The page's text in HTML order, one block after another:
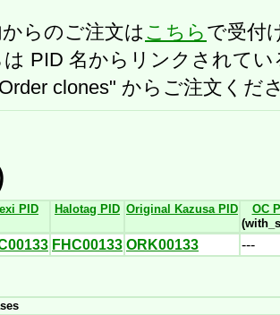
らのご注文は こちら で受付
PID 名からリンクされて
clones" からご注文くだ
PID Halotag PID Original Kazusa PID
OC
FHC00133 ORK00133 ---